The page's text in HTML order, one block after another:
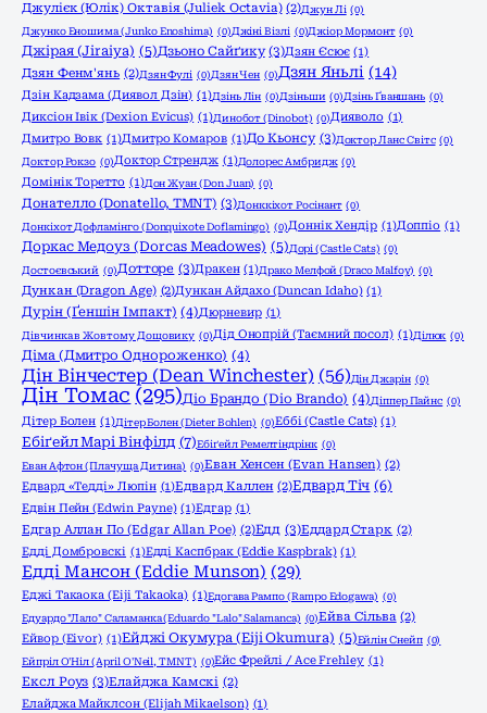
Джулієк (Юлік) Октавія (Juliek Octavia) (2)Джун Лі (0)
Джунко Еношима (Junko Enoshima) (0)Джіні Візлі (0)Джіор Мормонт (0)
Джірая (Jiraiya) (5)Дзьоно Сайґику (3)Дзян Єсює (1)
Дзян Фенм'янь (2)Дзян Фулі (0)Дзян Чен (0)Дзян Яньлі (14)
Дзін Кадзама (Диявол Дзін) (1)Дзінь Лін (0)Дзіньши (0)Дзінь Ґваншань (0)
Диксіон Івік (Dexion Evicus) (1)Динобот (Dinobot) (0)Дияволо (1)
Дмитро Вовк (1)Дмитро Комаров (1)До Кьонсу (3)Доктор Ланс Світс (0)
Доктор Рокзо (0)Доктор Стрендж (1)Долорес Амбридж (0)
Домінік Торетто (1)Дон Жуан (Don Juan) (0)
Донателло (Donatello, TMNT) (3)Донккіхот Росінант (0)
Донкіхот Дофламінго (Donquixote Doflamingo) (0)Доннік Хендір (1)Доппіо (1)
Доркас Медоуз (Dorcas Meadowes) (5)Дорі (Castle Cats) (0)
Достоєвський (0)Дотторе (3)Дракен (1)Драко Мелфой (Draco Malfoy) (0)
Дункан (Dragon Age) (2)Дункан Айдахо (Duncan Idaho) (1)
Дурін (Ґеншін Імпакт) (4)Дюрневир (1)
Дівчинка в Жовтому Дощовику (0)Дід Онопрій (Таємний посол) (1)Ділюк (0)
Діма (Дмитро Однороженко) (4)
Дін Вінчестер (Dean Winchester) (56)Дін Джарін (0)
Дін Томас (295)Діо Брандо (Dio Brando) (4)Діппер Пайнс (0)
Дітер Болен (1)Дітер Болен (Dieter Bohlen) (0)Еббі (Castle Cats) (1)
Ебіґейл Марі Вінфілд (7)Ебіґейл Ремелтіндрінк (0)
Еван Афтон (Плачуща Дитина) (0)Еван Хенсен (Evan Hansen) (2)
Едвард «Тедді» Люпін (1)Едвард Каллен (2)Едвард Тіч (6)
Едвін Пейн (Edwin Payne) (1)Едгар (1)
Едгар Аллан По (Edgar Allan Poe) (2)Едд (3)Еддард Старк (2)
Едді Домбровскі (1)Едді Каспбрак (Eddie Kaspbrak) (1)
Едді Мансон (Eddie Munson) (29)
Еджі Такаока (Eiji Takaoka) (1)Едогава Рампо (Rampo Edogawa) (0)
Едуардо "Лало" Саламанка (Eduardo "Lalo" Salamanca) (0)Ейва Сільва (2)
Ейвор (Eivor) (1)Ейджі Окумура (Eiji Okumura) (5)Ейлін Снейп (0)
Ейпріл О'Ніл (April O'Neil, TMNT) (0)Ейс Фрейлі / Ace Frehley (1)
Ексл Роуз (3)Елайджа Камскі (2)
Елайджа Майклсон (Elijah Mikaelson) (1)